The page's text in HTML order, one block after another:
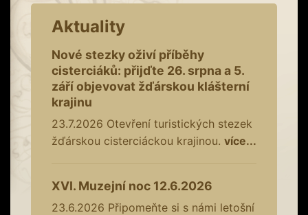
Aktuality
Nové stezky oživí příběhy
cisterciáků: přijďte 26. srpna a 5.
září objevovat žďárskou klášterní
krajinu
23.7.2026 Otevření turistických stezek
žďárskou cisterciáckou krajinou. více...
XVI. Muzejní noc 12.6.2026
23.6.2026 Připomeňte si s námi letošní